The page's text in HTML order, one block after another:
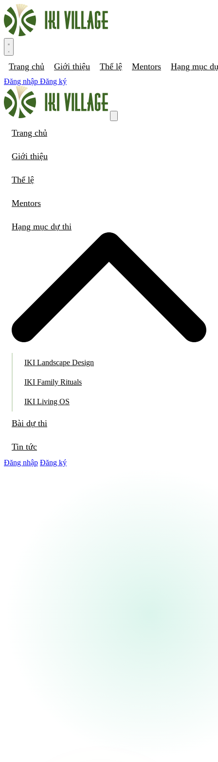
Trang chủ Giới thiệu Thể lệ Mentors Hạng mục
Đăng nhập Đăng ký
Trang chủ
Giới thiệu
Thể lệ
Mentors
Hạng mục dự thi
IKI Landscape Design
IKI Family Rituals
IKI Living OS
Bài dự thi
Tin tức
Đăng nhập Đăng ký